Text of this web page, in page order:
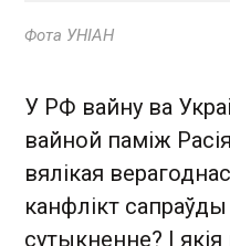
Фота УНІАН
У РФ вайну ва
вайной паміж
вялікая
канфлікт
сутыкненне? І